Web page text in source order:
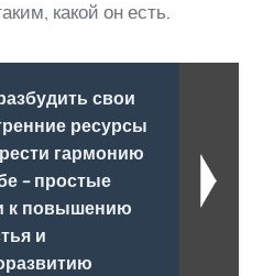
какой он есть.
свои
ресурсы
гармонию
- простые
к повышению
и